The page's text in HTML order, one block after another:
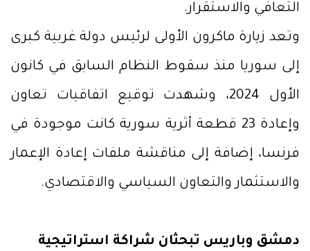
التعافي والاستقرار.
وتعد زيارة ماكرون الأولى لرئيس دولة غربية كبرى
إلى سوريا منذ سقوط النظام السابق في كانون
الأول 2024، وشهدت توقيع اتفاقيات تعاون
وإعادة 23 قطعة أثرية سورية كانت موجودة في
فرنسا، إضافة إلى مناقشة ملفات إعادة الإعمار
والاستثمار والتعاون السياسي والاقتصادي.
دمشق وباريس تبحثان شراكة استراتيجية